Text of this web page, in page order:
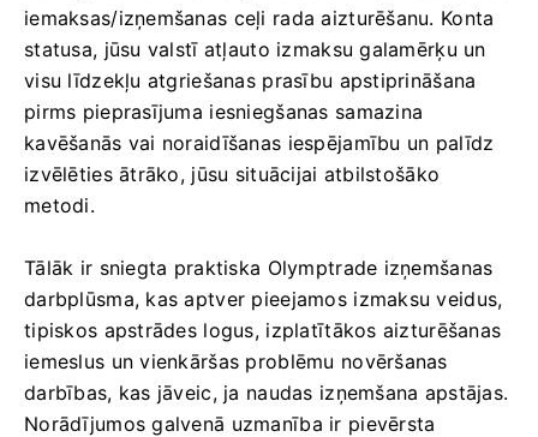
iemaksas/izņemšanas ceļi rada aizturēšanu. Konta
statusa, jūsu valstī atļauto izmaksu galamērķu un
visu līdzekļu atgriešanas prasību apstiprināšana
pirms pieprasījuma iesniegšanas samazina
kavēšanās vai noraidīšanas iespējamību un palīdz
izvēlēties ātrāko, jūsu situācijai atbilstošāko
metodi.
Tālāk ir sniegta praktiska Olymptrade izņemšanas
darbplūsma, kas aptver pieejamos izmaksu veidus,
tipiskos apstrādes logus, izplatītākos aizturēšanas
iemeslus un vienkāršas problēmu novēršanas
darbības, kas jāveic, ja naudas izņemšana apstājas.
Norādījumos galvenā uzmanība ir pievērsta